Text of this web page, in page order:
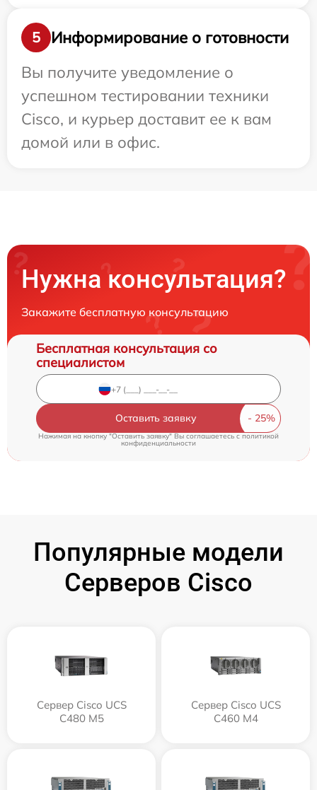
5
Информирование о готовности
Вы получите уведомление о
успешном тестировании техники
Cisco, и курьер доставит ее к вам
домой или в офис.
Нужна консультация?
Закажите бесплатную консультацию
Бесплатная консультация со
специалистом
Оставить заявку
Нажимая на кнопку "Оставить заявку" Вы соглашаетесь cполитикой
конфиденциальности
Популярные модели
Серверов Cisco
Сервер Cisco UCS
C480 M5
Сервер Cisco UCS
C460 M4